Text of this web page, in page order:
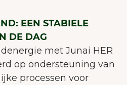
EEN STABIELE
DE DAG
met Junai HER
op ondersteuning van
processen voor